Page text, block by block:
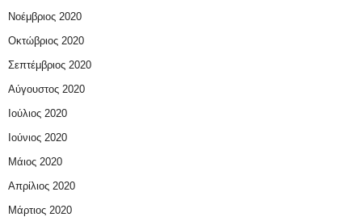
Νοέμβριος 2020
Οκτώβριος 2020
Σεπτέμβριος 2020
Αύγουστος 2020
Ιούλιος 2020
Ιούνιος 2020
Μάιος 2020
Απρίλιος 2020
Μάρτιος 2020